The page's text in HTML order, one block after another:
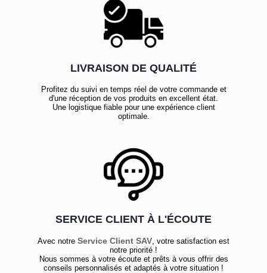
LIVRAISON DE QUALITÉ
Profitez du suivi en temps réel de votre commande et
d'une réception de vos produits en excellent état.
Une logistique fiable pour une expérience client
optimale.
SERVICE CLIENT À L'ÉCOUTE
Avec notre Service Client SAV , votre satisfaction est
notre priorité !
Nous sommes à votre écoute et prêts à vous offrir des
conseils personnalisés et adaptés à votre situation !